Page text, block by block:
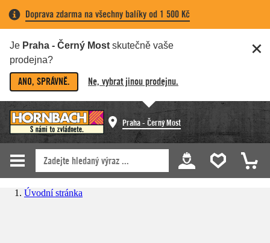
Doprava zdarma na všechny balíky od 1 500 Kč
Je Praha - Černý Most skutečně vaše
prodejna?
ANO, SPRÁVNĚ. Ne, vybrat jinou prodejnu.
Praha - Černý Most
Úvodní stránka